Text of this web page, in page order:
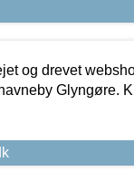
og drevet
Glyngøre.